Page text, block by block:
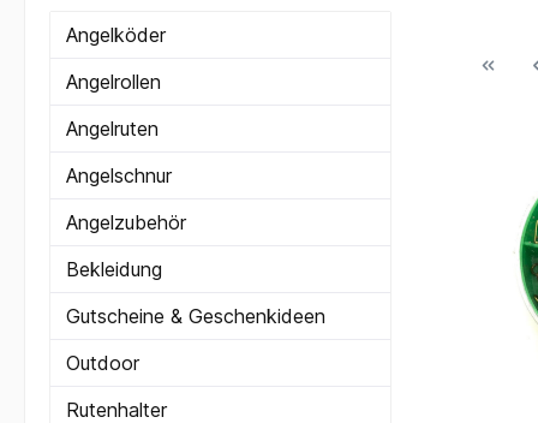
Angelköder
Angelrollen
Angelruten
Angelschnur
Angelzubehör
Bekleidung
Gutscheine & Geschenkideen
Outdoor
Rutenhalter